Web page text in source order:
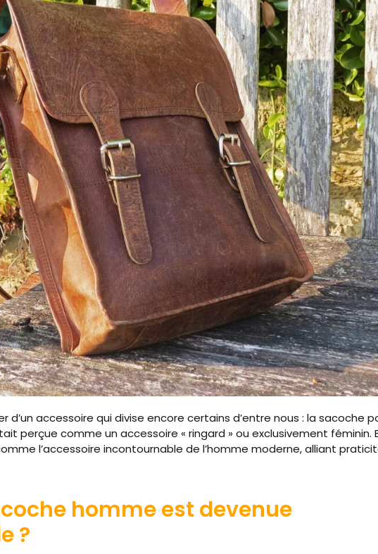
d’un accessoire qui divise encore certains d’entre nous : la sacoche
perçue comme un accessoire « ringard » ou exclusivement féminin.
l’accessoire incontournable de l’homme moderne, alliant
homme est devenue
?